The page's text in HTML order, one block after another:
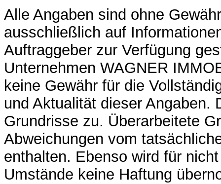
Alle Angaben sind ohne
ausschließlich auf
Auftraggeber zur Verfügung
Unternehmen WAGNER
keine Gewähr für die
und Aktualität dieser Angaben.
Grundrisse zu. Überarbeitete
Abweichungen vom
enthalten. Ebenso wird für
Umstände keine Haftung